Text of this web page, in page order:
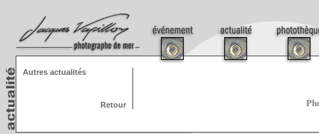
Autres actualités
Retour